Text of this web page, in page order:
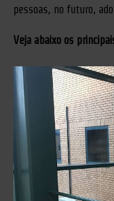
pessoas, no futuro,
Veja abaixo os